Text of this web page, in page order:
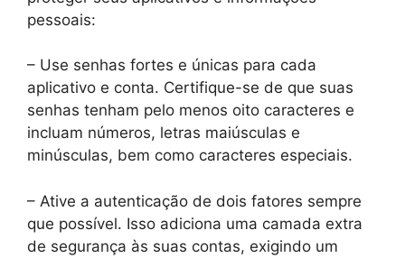
pessoais:
– Use senhas fortes e únicas para cada
aplicativo e conta. Certifique-se de que suas
senhas tenham pelo menos oito caracteres e
incluam números, letras maiúsculas e
minúsculas, bem como caracteres especiais.
– Ative a autenticação de dois fatores sempre
que possível. Isso adiciona uma camada extra
de segurança às suas contas, exigindo um